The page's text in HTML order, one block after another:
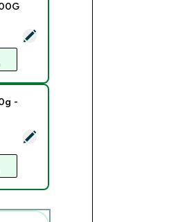
Whey Protein - 900G -
Monohydrat - 500g -
-